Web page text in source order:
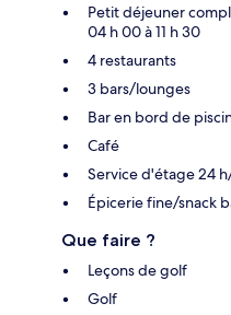
Petit déjeuner
04 h 00 à 11 h 30
4 restaurants
3 bars/lounges
Bar en bord de
Café
Service d'étage 24
Épicerie fine/snack
Que faire ?
Leçons de golf
Golf